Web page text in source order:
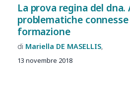
La prova regina del dna.
problematiche connesse
formazione
Mariella DE MASELLIS
13 novembre 2018